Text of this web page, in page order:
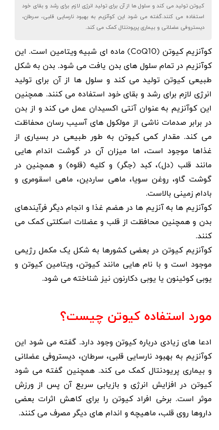
کیوتن تولید می کند و سلول ها از آن برای تولید انرژی لازم برای رشد و بقای خود
استفاده می کنند.گفته می شود این کوآنزیم به بهبود نارسایی قلبی، سرطان،
دیستروفی عضلانی و بیماری پریودنتال کمک می کند.
کوآنزیم کیوتن (CoQ10) ماده ای شبیه ویتامین است. این
کوآنزیم در تمام سلول های بدن یافت می شود. بدن به شکل
طبیعی کیوتن تولید می کند و سلول ها از آن برای تولید
انرژی لازم برای رشد و بقای خود استفاده می کنند. همچنین
این کوآنزیم به عنوان آنتی اکسیدان عمل می کند و از بدن
در برابر صدمات ناشی از مولکول های آسیب رسان محفاظت
می کند. مقدار کمی کیوتن به طور طبیعی در بسیاری از
غذاها موجود است، اما میزان آن در گوشت اندام هایی
مانند قلب (دل)، کبد (جگر) و کلیه (قلوه) و همچنین در
گوشت گاو، روغن سویا، ماهی ساردین، ماهی اسقومری و
بادام زمینی بالاست.
کوآنزیم ها به آنزیم ها در هضم غذا و انجام دیگر فرآیندهای
بدن و همچنین محافظت از قلب و عضلات اسکلتی کمک می
کنند.
کوآنزیم کیوتن در بعضی کشورها به شکل یک مکمل رژیمی
موجود است و با نام هایی مانند کیوتن، ویتامین کیوتن و
یوبی کوئینون یا یوبی دکارنون نیز شناخته می شود.
مورد استفاده کیوتن چیست؟
ادعا های زیادی درباره کیوتن وجود دارد. گفته می شود این
کوآنزیم به بهبود نارسایی قلبی، سرطان، دیستروفی عضلانی
و بیماری پریودنتال کمک می کند. همچنین گفته می شود
کیوتن در افزایش انرژی و بازیابی سریع آن پس از ورزش
موثر است. برخی افراد کیوتن را برای کاهش اثرات بعضی
داروها روی قلب، ماهیچه و اندام های دیگر مصرف می کنند.